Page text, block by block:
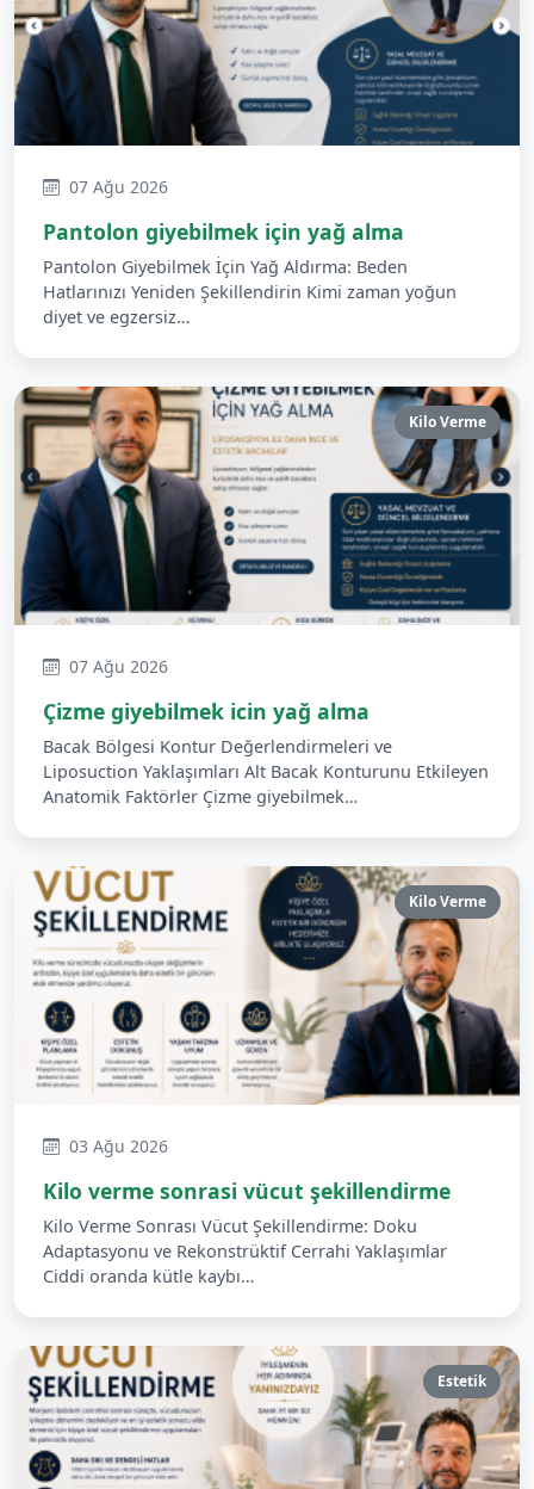
07 Ağu 2026
Pantolon giyebilmek için yağ alma
Pantolon Giyebilmek İçin Yağ Aldırma: Beden
Hatlarınızı Yeniden Şekillendirin Kimi zaman yoğun
diyet ve egzersiz…
Kilo Verme
07 Ağu 2026
Çizme giyebilmek icin yağ alma
Bacak Bölgesi Kontur Değerlendirmeleri ve
Liposuction Yaklaşımları Alt Bacak Konturunu Etkileyen
Anatomik Faktörler Çizme giyebilmek…
Kilo Verme
03 Ağu 2026
Kilo verme sonrasi vücut şekillendirme
Kilo Verme Sonrası Vücut Şekillendirme: Doku
Adaptasyonu ve Rekonstrüktif Cerrahi Yaklaşımlar
Ciddi oranda kütle kaybı…
Estetik